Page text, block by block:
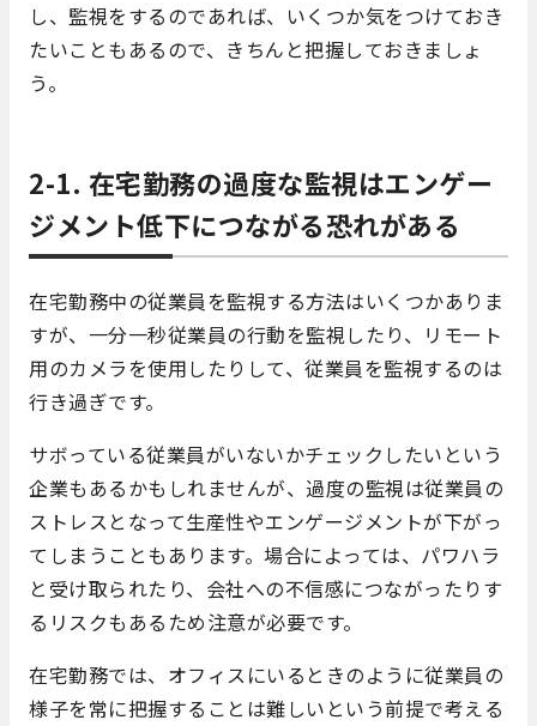
し、監視をするのであれば、いくつか気をつけておき
たいこともあるので、きちんと把握しておきましょ
う。
2-1. 在宅勤務の過度な監視はエンゲー
ジメント低下につながる恐れがある
在宅勤務中の従業員を監視する方法はいくつかありま
すが、一分一秒従業員の行動を監視したり、リモート
用のカメラを使用したりして、従業員を監視するのは
行き過ぎです。
サボっている従業員がいないかチェックしたいという
企業もあるかもしれませんが、過度の監視は従業員の
ストレスとなって生産性やエンゲージメントが下がっ
てしまうこともあります。場合によっては、パワハラ
と受け取られたり、会社への不信感につながったりす
るリスクもあるため注意が必要です。
在宅勤務では、オフィスにいるときのように従業員の
様子を常に把握することは難しいという前提で考える